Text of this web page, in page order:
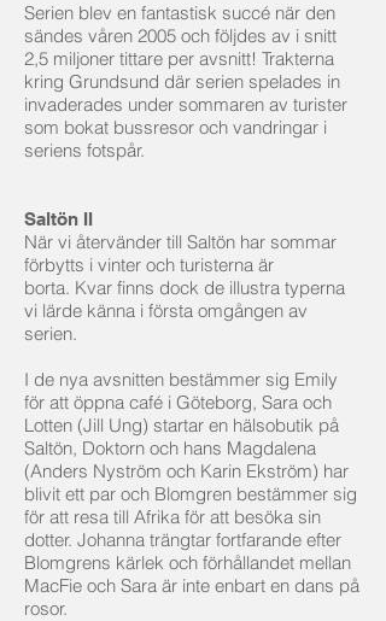
Serien blev en fantastisk succé när den
sändes våren 2005 och följdes av i snitt
2,5 miljoner tittare per avsnitt! Trakterna
kring Grundsund där serien spelades in
invaderades under sommaren av turister
som bokat bussresor och vandringar i
seriens fotspår.
Saltön II
När vi återvänder till Saltön har sommar
förbytts i vinter och turisterna är
borta. Kvar finns dock de illustra typerna
vi lärde känna i första omgången av
serien.
I de nya avsnitten bestämmer sig Emily
för att öppna café i Göteborg, Sara och
Lotten (Jill Ung) startar en hälsobutik på
Saltön, Doktorn och hans Magdalena
(Anders Nyström och Karin Ekström) har
blivit ett par och Blomgren bestämmer sig
för att resa till Afrika för att besöka sin
dotter. Johanna trängtar fortfarande efter
Blomgrens kärlek och förhållandet mellan
MacFie och Sara är inte enbart en dans på
rosor.